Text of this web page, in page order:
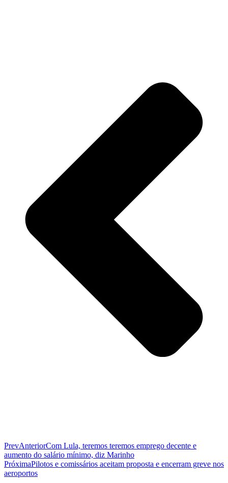
PrevAnteriorCom Lula, teremos teremos emprego decente e
aumento do salário mínimo, diz Marinho
PróximaPilotos e comissários aceitam proposta e encerram greve nos
aeroportos